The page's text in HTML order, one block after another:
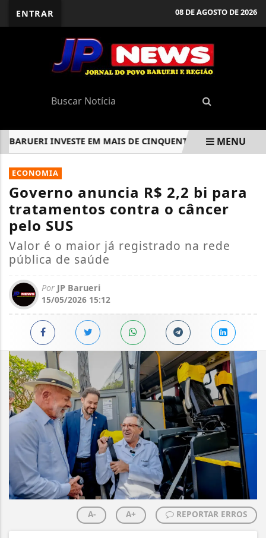
ENTRAR 08 DE AGOSTO DE 2026
INVESTE EM MAIS DE CINQUENTA OBRAS E PROJETA
EM ALTA
MENU
ECONOMIA
Governo anuncia R$ 2,2 bi para
tratamentos contra o câncer
pelo SUS
Valor é o maior já registrado na rede
pública de saúde
Por JP Barueri
15/05/2026 15:12
A- A+ REPORTAR ERROS